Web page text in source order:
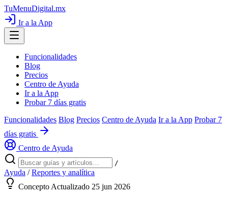
TuMenuDigital.mx
Ir a la App
Funcionalidades
Blog
Precios
Centro de Ayuda
Ir a la App
Probar 7 días gratis
Funcionalidades Blog Precios Centro de Ayuda Ir a la App Probar 7
días gratis
Centro de Ayuda
/
Ayuda / Reportes y analítica
Concepto Actualizado 25 jun 2026